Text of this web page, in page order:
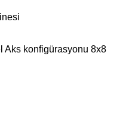
Aks konfigürasyonu 8x8